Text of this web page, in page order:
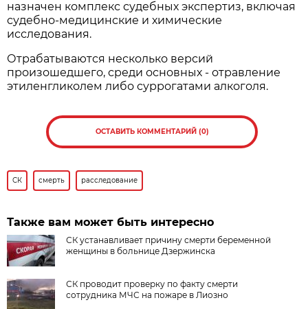
назначен комплекс судебных экспертиз, включая
судебно-медицинские и химические
исследования.
Отрабатываются несколько версий
произошедшего, среди основных - отравление
этиленгликолем либо суррогатами алкоголя.
ОСТАВИТЬ КОММЕНТАРИЙ (0)
СК смерть расследование
Также вам может быть интересно
СК устанавливает причину смерти беременной
женщины в больнице Дзержинска
СК проводит проверку по факту смерти
сотрудника МЧС на пожаре в Лиозно